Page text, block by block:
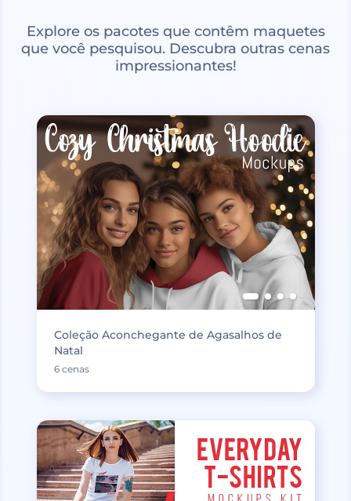
Explore os pacotes que contêm maquetes
que você pesquisou. Descubra outras cenas
impressionantes!
Coleção Aconchegante de Agasalhos de
Natal
6 cenas